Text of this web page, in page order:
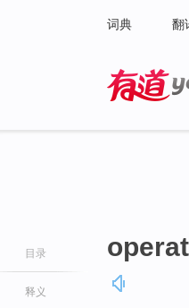
词典 翻
目录
释义